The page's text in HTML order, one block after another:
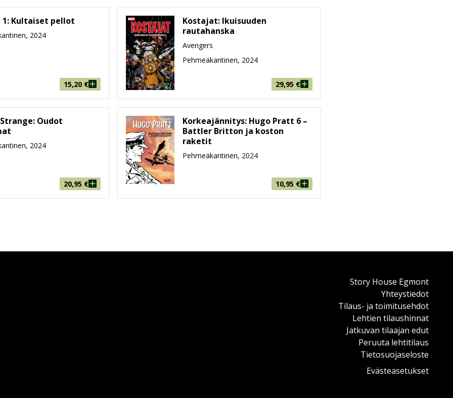
216 mm * 287 mm * 5 mm
216g
1: Kultaiset pellot
2024
15,20 €
Kostajat: Ikuisuuden
rautahanska
Avengers
Pehmeäkantinen, 2024
29,95 €
Oudot
2024
20,95 €
Korkeajännitys: Hugo Pratt 6 –
Battler Britton ja koston
raketit
Pehmeäkantinen, 2024
10,95 €
Story House Egmont
Yhteystiedot
Tilaus- ja toimitusehdot
Lehtien tilaushinnat
Jatkuvan tilaajan edut
Peruuta lehtitilaus
Tietosuojaseloste
Evästeasetukset